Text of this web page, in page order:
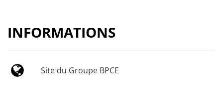
INFORMATIONS
Site du Groupe BPCE